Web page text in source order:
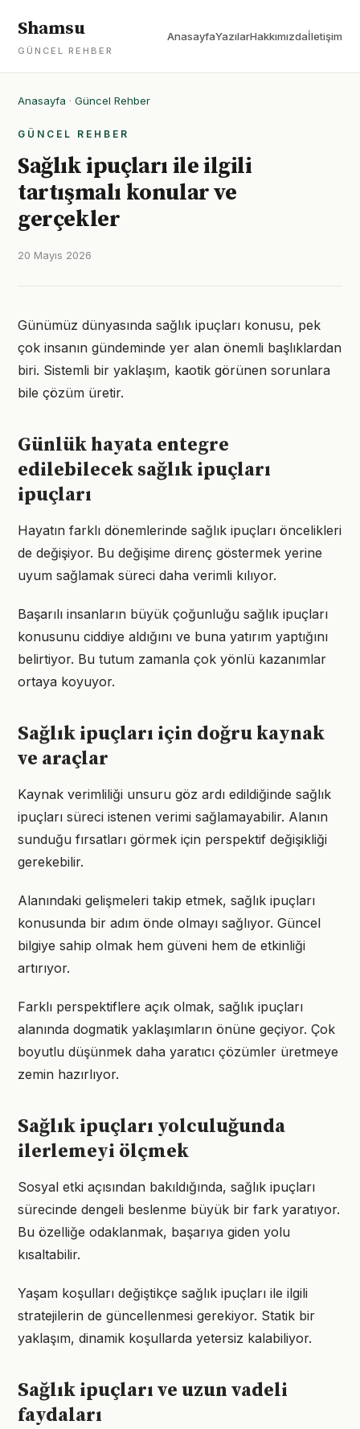
Shamsu
GÜNCEL REHBER
AnasayfaYazılarHakkımızdaİletişim
Anasayfa · Güncel Rehber
GÜNCEL REHBER
Sağlık ipuçları ile ilgili
tartışmalı konular ve
gerçekler
20 Mayıs 2026
Günümüz dünyasında sağlık ipuçları konusu, pek
çok insanın gündeminde yer alan önemli başlıklardan
biri. Sistemli bir yaklaşım, kaotik görünen sorunlara
bile çözüm üretir.
Günlük hayata entegre
edilebilecek sağlık ipuçları
ipuçları
Hayatın farklı dönemlerinde sağlık ipuçları öncelikleri
de değişiyor. Bu değişime direnç göstermek yerine
uyum sağlamak süreci daha verimli kılıyor.
Başarılı insanların büyük çoğunluğu sağlık ipuçları
konusunu ciddiye aldığını ve buna yatırım yaptığını
belirtiyor. Bu tutum zamanla çok yönlü kazanımlar
ortaya koyuyor.
Sağlık ipuçları için doğru kaynak
ve araçlar
Kaynak verimliliği unsuru göz ardı edildiğinde sağlık
ipuçları süreci istenen verimi sağlamayabilir. Alanın
sunduğu fırsatları görmek için perspektif değişikliği
gerekebilir.
Alanındaki gelişmeleri takip etmek, sağlık ipuçları
konusunda bir adım önde olmayı sağlıyor. Güncel
bilgiye sahip olmak hem güveni hem de etkinliği
artırıyor.
Farklı perspektiflere açık olmak, sağlık ipuçları
alanında dogmatik yaklaşımların önüne geçiyor. Çok
boyutlu düşünmek daha yaratıcı çözümler üretmeye
zemin hazırlıyor.
Sağlık ipuçları yolculuğunda
ilerlemeyi ölçmek
Sosyal etki açısından bakıldığında, sağlık ipuçları
sürecinde dengeli beslenme büyük bir fark yaratıyor.
Bu özelliğe odaklanmak, başarıya giden yolu
kısaltabilir.
Yaşam koşulları değiştikçe sağlık ipuçları ile ilgili
stratejilerin de güncellenmesi gerekiyor. Statik bir
yaklaşım, dinamik koşullarda yetersiz kalabiliyor.
Sağlık ipuçları ve uzun vadeli
faydaları